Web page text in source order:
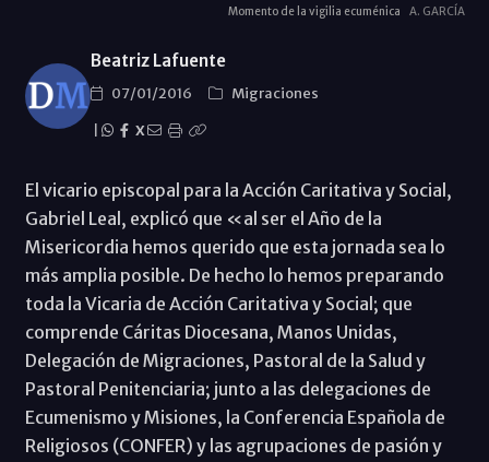
Momento de la vigilia ecuménica A. GARCÍA
Beatriz Lafuente
07/01/2016
Migraciones
X
El vicario episcopal para la Acción Caritativa y Social,
Gabriel Leal, explicó que «al ser el Año de la
Misericordia hemos querido que esta jornada sea lo
más amplia posible. De hecho lo hemos preparando
toda la Vicaria de Acción Caritativa y Social; que
comprende Cáritas Diocesana, Manos Unidas,
Delegación de Migraciones, Pastoral de la Salud y
Pastoral Penitenciaria; junto a las delegaciones de
Ecumenismo y Misiones, la Conferencia Española de
Religiosos (CONFER) y las agrupaciones de pasión y